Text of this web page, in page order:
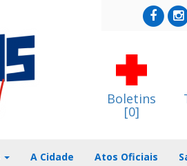
Boletins
[0]
A Cidade Atos Oficiais